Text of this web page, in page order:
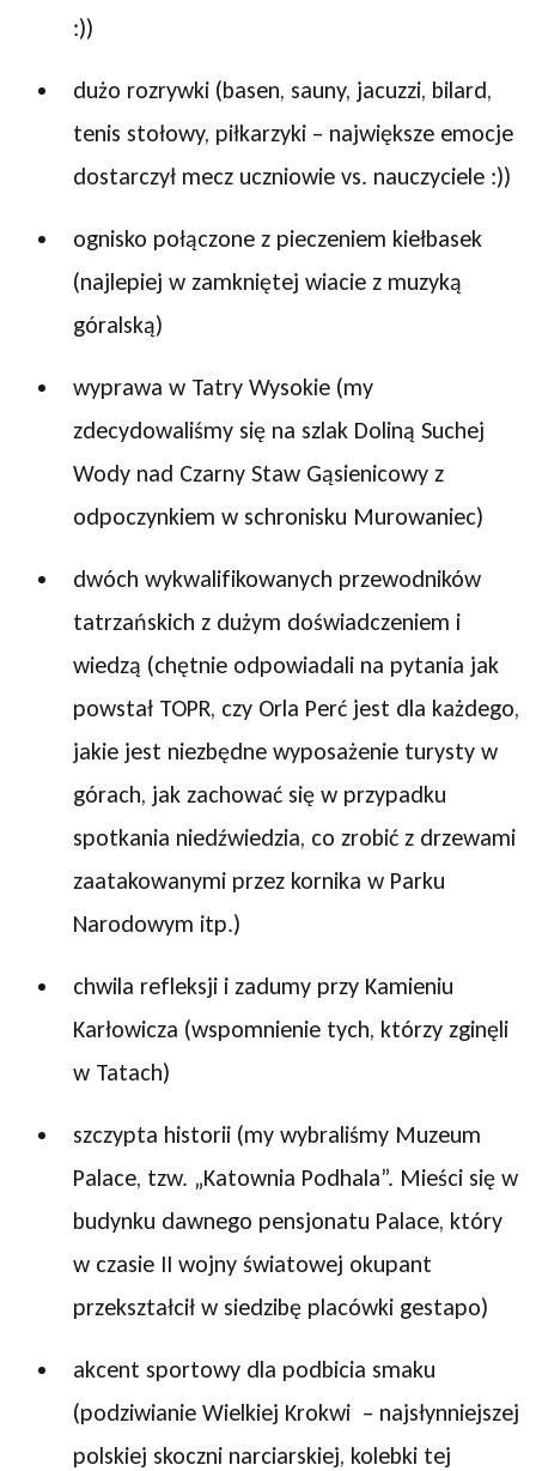
:))
dużo rozrywki (basen, sauny, jacuzzi, bilard,
tenis stołowy, piłkarzyki – największe emocje
dostarczył mecz uczniowie vs. nauczyciele :))
ognisko połączone z pieczeniem kiełbasek
(najlepiej w zamkniętej wiacie z muzyką
góralską)
wyprawa w Tatry Wysokie (my
zdecydowaliśmy się na szlak Doliną Suchej
Wody nad Czarny Staw Gąsienicowy z
odpoczynkiem w schronisku Murowaniec)
dwóch wykwalifikowanych przewodników
tatrzańskich z dużym doświadczeniem i
wiedzą (chętnie odpowiadali na pytania jak
powstał TOPR, czy Orla Perć jest dla każdego,
jakie jest niezbędne wyposażenie turysty w
górach, jak zachować się w przypadku
spotkania niedźwiedzia, co zrobić z drzewami
zaatakowanymi przez kornika w Parku
Narodowym itp.)
chwila refleksji i zadumy przy Kamieniu
Karłowicza (wspomnienie tych, którzy zginęli
w Tatach)
szczypta historii (my wybraliśmy Muzeum
Palace, tzw. „Katownia Podhala”. Mieści się w
budynku dawnego pensjonatu Palace, który
w czasie II wojny światowej okupant
przekształcił w siedzibę placówki gestapo)
akcent sportowy dla podbicia smaku
(podziwianie Wielkiej Krokwi – najsłynniejszej
polskiej skoczni narciarskiej, kolebki tej